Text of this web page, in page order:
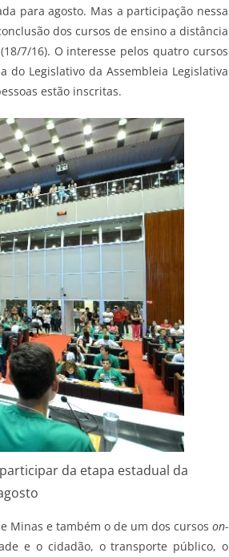
para agosto. Mas a participação nessa
dos cursos de ensino a distância
7/16). O interesse pelos quatro cursos
do Legislativo da Assembleia Legislativa
estão inscritas.
da etapa estadual da
Minas e também o de um dos cursos on-
e o cidadão, o transporte público, o